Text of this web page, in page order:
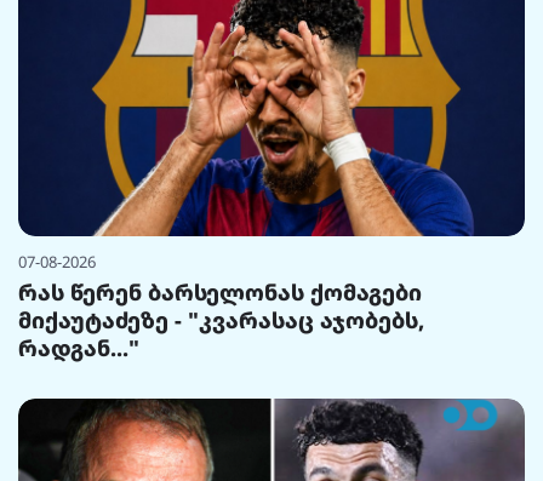
07-08-2026
რას წერენ ბარსელონას ქომაგები
მიქაუტაძეზე - "კვარასაც აჯობებს,
რადგან..."